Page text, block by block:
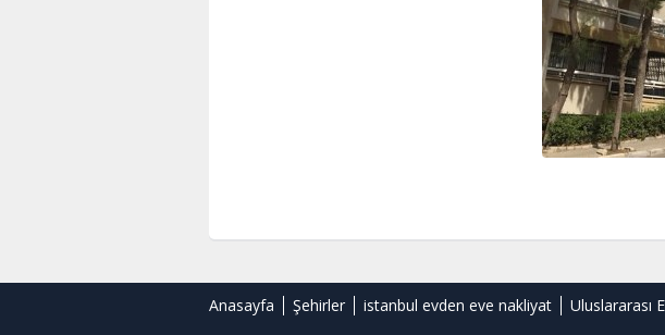
Anasayfa Şehirler istanbul evden eve nakliyat Uluslararası